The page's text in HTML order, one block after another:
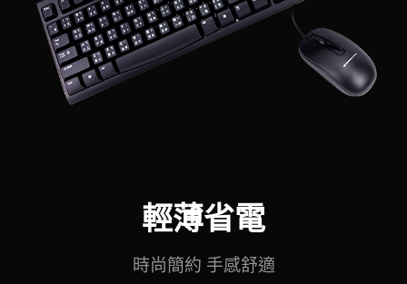
輕薄省電
時尚簡約 手感舒適